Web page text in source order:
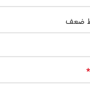
ضعف
*